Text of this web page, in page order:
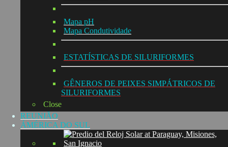
Mapa pH
Mapa Condutividade
ESTATÍSTICAS DE SILURIFORMES
GÊNEROS DE PEIXES SIMPÁTRICOS DE
SILURIFORMES
Close
REUNIÃO
ÁMÉRICA DO SUL